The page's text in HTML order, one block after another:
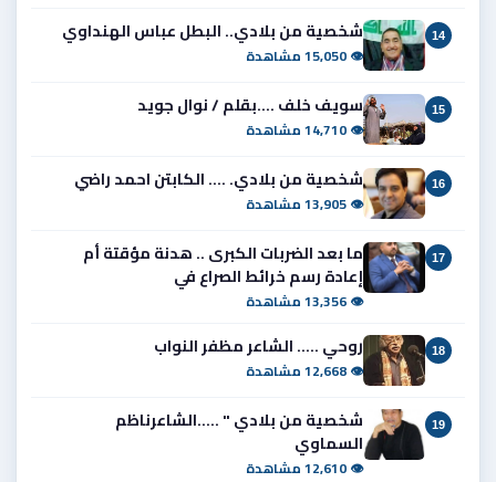
14 شخصية من بلادي.. البطل عباس الهنداوي
👁 15,050 مشاهدة
15 سويف خلف ....بقلم / نوال جويد
👁 14,710 مشاهدة
16 شخصية من بلادي. .... الكابتن احمد راضي
👁 13,905 مشاهدة
17
ما بعد الضربات الكبرى .. هدنة مؤقتة أم
إعادة رسم خرائط الصراع في
👁 13,356 مشاهدة
18 روحي ..... الشاعر مظفر النواب
👁 12,668 مشاهدة
19
شخصية من بلادي " .....الشاعرناظم
السماوي
👁 12,610 مشاهدة